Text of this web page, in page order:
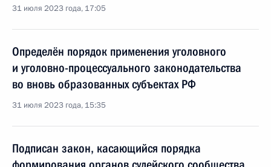
31 июля 2023 года, 17:05
Определён порядок применения уголовного
и уголовно-процессуального законодательства
во вновь образованных субъектах РФ
31 июля 2023 года, 15:35
Подписан закон, касающийся порядка